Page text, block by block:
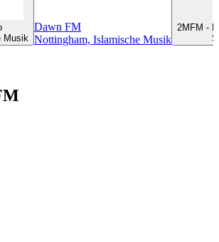
Musik
Dawn FM
Nottingham, Islamische Musik
2MFM -